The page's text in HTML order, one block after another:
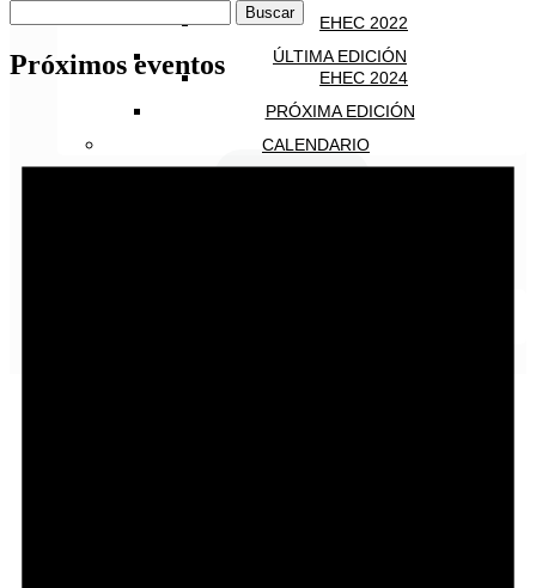
EHEC 2022
ÚLTIMA EDICIÓN
EHEC 2024
PRÓXIMA EDICIÓN
CALENDARIO
Próximos eventos